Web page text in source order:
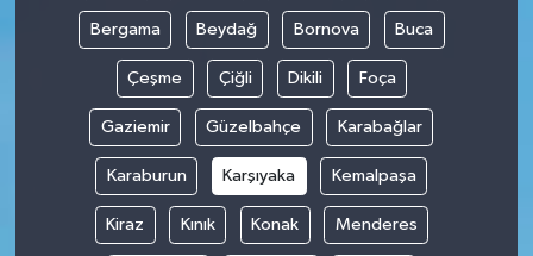
Bergama Beydağ Bornova Buca
Çeşme Çiğli Dikili Foça
Gaziemir Güzelbahçe Karabağlar
Karaburun Karşıyaka Kemalpaşa
Kiraz Kınık Konak Menderes